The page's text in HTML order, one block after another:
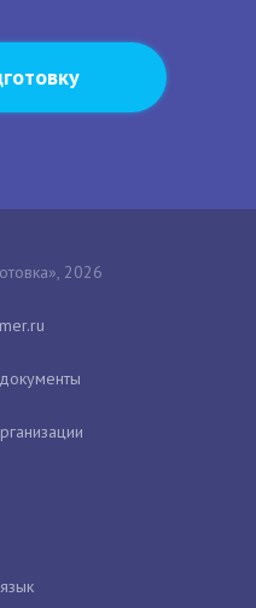
2026